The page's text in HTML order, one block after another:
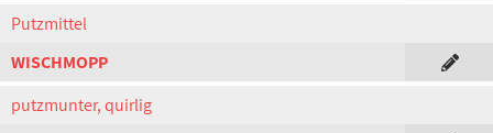
Putzmittel
WISCHMOPP
putzmunter, quirlig